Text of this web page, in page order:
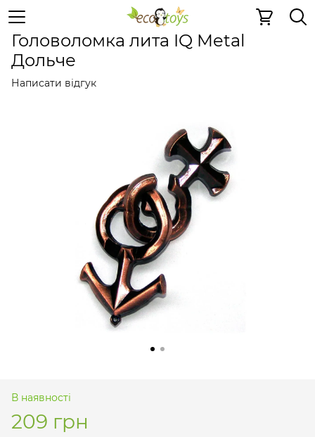
Металеві головоломки Металеві
Головоломка лита IQ Metal
Дольче
Написати відгук
В наявності
209 грн